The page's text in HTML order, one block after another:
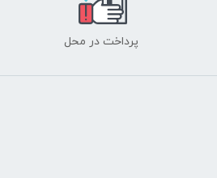
پرداخت در محل